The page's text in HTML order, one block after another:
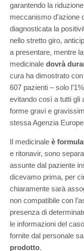
garantendo la
meccanismo d’azione
diagnosticata la
nello stretto giro,
a presentare, mentre
medicinale dovrà
cura ha dimostrato
607 pazienti – solo
evitando così a tutti gli
forme gravi e
stessa Agenzia
Il medicinale è
e ritonavir, sono
assunte dal paziente
dicevamo prima, per
chiaramente sarà
non compatibile con
presenza di
le informazioni del
fornite dal personale
prodotto.